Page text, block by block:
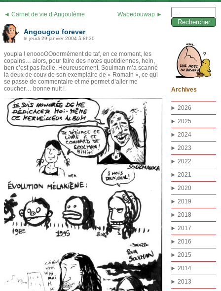
◄ Carnet de vie d’Angoulème Wabedouwap ►
Angougou forever
le jeudi 29 janvier 2004 à 8h30
youpla ! enoooOOoormément de taf, en ce moment, les
copains… alors, pour faire des notes quotidiennes, hein,
ben c’est pas facile. Heureusement, Soulman m’a scanné
la deux de couv de son exemplaire de « Romain », ce qui
se passe de commentaire et me permet d’aller me
coucher… bonne nuit !
Archives
2026
2025
2024
2023
2022
2021
2020
2019
2018
2017
2016
2015
2014
2013